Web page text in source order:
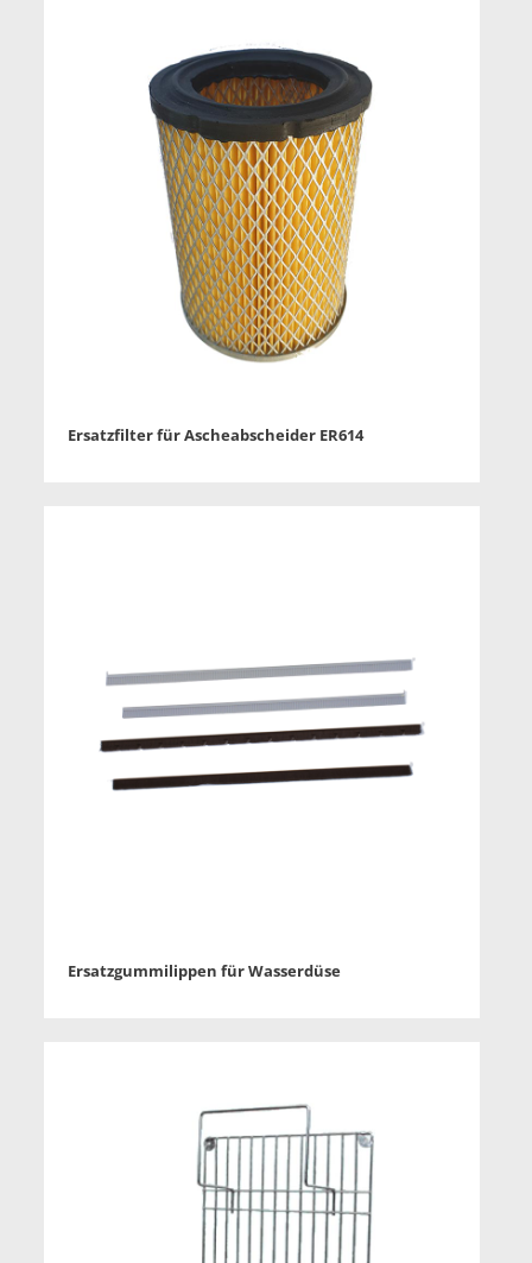
Ersatzfilter für Ascheabscheider ER614
Ersatzgummilippen für Wasserdüse